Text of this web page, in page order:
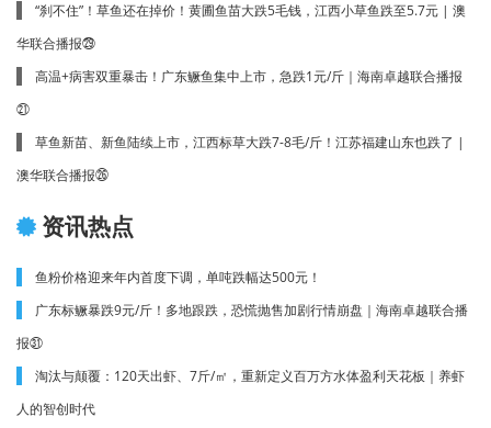
“刹不住”！草鱼还在掉价！黄圃鱼苗大跌5毛钱，江西小草鱼跌至5.7元 | 澳
华联合播报㉙
高温+病害双重暴击！广东鳜鱼集中上市，急跌1元/斤｜海南卓越联合播报
㉑
草鱼新苗、新鱼陆续上市，江西标草大跌7-8毛/斤！江苏福建山东也跌了 |
澳华联合播报㉖
资讯热点
鱼粉价格迎来年内首度下调，单吨跌幅达500元！
广东标鳜暴跌9元/斤！多地跟跌，恐慌抛售加剧行情崩盘｜海南卓越联合播
报㉛
淘汰与颠覆：120天出虾、7斤/㎡，重新定义百万方水体盈利天花板｜养虾
人的智创时代